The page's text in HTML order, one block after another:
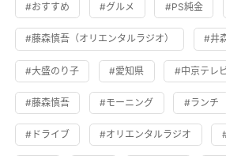
#おすすめ #グルメ #PS純金
#藤森慎吾（オリエンタルラジオ） #井
#大盛のり子 #愛知県 #中京テレ
#藤森慎吾 #モーニング #ランチ
#ドライブ #オリエンタルラジオ